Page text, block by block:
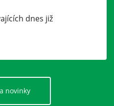
dnes již
novinky